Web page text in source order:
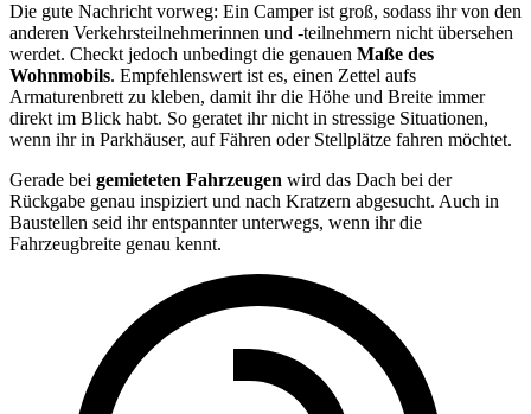
Die gute Nachricht vorweg: Ein Camper ist groß, sodass ihr von den
anderen Verkehrsteilnehmerinnen und -teilnehmern nicht übersehen
werdet. Checkt jedoch unbedingt die genauen Maße des
Wohnmobils. Empfehlenswert ist es, einen Zettel aufs
Armaturenbrett zu kleben, damit ihr die Höhe und Breite immer
direkt im Blick habt. So geratet ihr nicht in stressige Situationen,
wenn ihr in Parkhäuser, auf Fähren oder Stellplätze fahren möchtet.
Gerade bei gemieteten Fahrzeugen wird das Dach bei der
Rückgabe genau inspiziert und nach Kratzern abgesucht. Auch in
Baustellen seid ihr entspannter unterwegs, wenn ihr die
Fahrzeugbreite genau kennt.